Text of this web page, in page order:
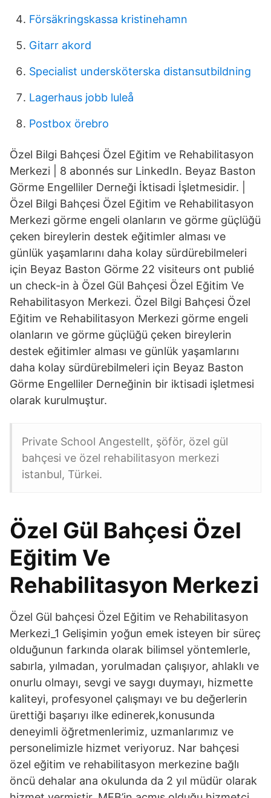
Försäkringskassa kristinehamn
Gitarr akord
Specialist undersköterska distansutbildning
Lagerhaus jobb luleå
Postbox örebro
Özel Bilgi Bahçesi Özel Eğitim ve Rehabilitasyon
Merkezi | 8 abonnés sur LinkedIn. Beyaz Baston
Görme Engelliler Derneği İktisadi İşletmesidir. |
Özel Bilgi Bahçesi Özel Eğitim ve Rehabilitasyon
Merkezi görme engeli olanların ve görme güçlüğü
çeken bireylerin destek eğitimler alması ve
günlük yaşamlarını daha kolay sürdürebilmeleri
için Beyaz Baston Görme 22 visiteurs ont publié
un check-in à Özel Gül Bahçesi Özel Eğitim Ve
Rehabilitasyon Merkezi. Özel Bilgi Bahçesi Özel
Eğitim ve Rehabilitasyon Merkezi görme engeli
olanların ve görme güçlüğü çeken bireylerin
destek eğitimler alması ve günlük yaşamlarını
daha kolay sürdürebilmeleri için Beyaz Baston
Görme Engelliler Derneğinin bir iktisadi işletmesi
olarak kurulmuştur.
Private School Angestellt, şöför, özel gül
bahçesi ve özel rehabilitasyon merkezi
istanbul, Türkei.
Özel Gül Bahçesi Özel
Eğitim Ve
Rehabilitasyon Merkezi
Özel Gül bahçesi Özel Eğitim ve Rehabilitasyon
Merkezi_1 Gelişimin yoğun emek isteyen bir süreç
olduğunun farkında olarak bilimsel yöntemlerle,
sabırla, yılmadan, yorulmadan çalışıyor, ahlaklı ve
onurlu olmayı, sevgi ve saygı duymayı, hizmette
kaliteyi, profesyonel çalışmayı ve bu değerlerin
ürettiği başarıyı ilke edinerek,konusunda
deneyimli öğretmenlerimiz, uzmanlarımız ve
personelimizle hizmet veriyoruz. Nar bahçesi
özel eğitim ve rehabilitasyon merkezine bağlı
öncü dehalar ana okulunda da 2 yıl müdür olarak